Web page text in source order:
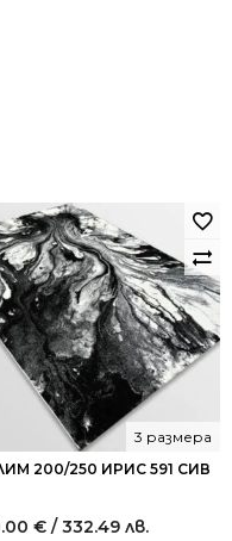
200/250 ИРИС 591 СИВ
3 размера
€ / 332.49 лв.